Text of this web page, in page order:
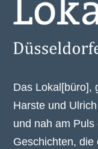
Das Lokal[büro],
Harste und
und nah am
Geschichten,